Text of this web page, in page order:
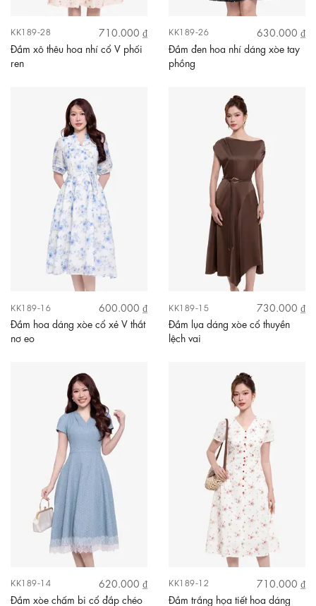
KK189-28
710.000 ₫
Đầm xô thêu hoa nhí cổ V phối
ren
KK189-26
630.000 ₫
Đầm đen hoa nhí dáng xòe tay
phồng
KK189-16
600.000 ₫
Đầm hoa dáng xòe cổ xẻ V thắt
nơ eo
KK189-15
730.000 ₫
Đầm lụa dáng xòe cổ thuyền
lệch vai
KK189-14
620.000 ₫
Đầm xòe chấm bi cổ đắp chéo
KK189-12
710.000 ₫
Đầm trắng họa tiết hoa dáng